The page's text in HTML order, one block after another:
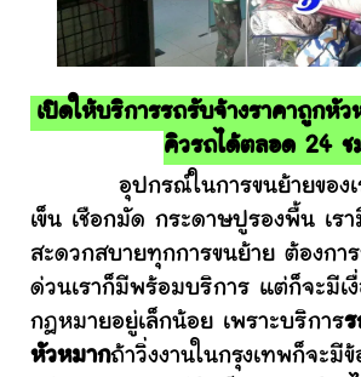
เปิดให้บริการรถรับจ้างราคาถูกหั
คิวรถได้ตลอด 24 ช
อุปกรณ์ในการขนย้ายของเร
เข็น เชือกมัด กระดาษปูรองพื้น เร
สะดวกสบายทุกการขนย้าย ต้องกา
ด่วนเราก็มีพร้อมบริการ แต่ก็จะมีเงื่
กฎหมายอยู่เล็กน้อย เพราะบริการร
หัวหมากถ้าวิ่งงานในกรุงเทพก็จะมีข้